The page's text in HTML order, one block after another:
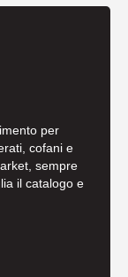
per
cofani e
sempre
il catalogo e